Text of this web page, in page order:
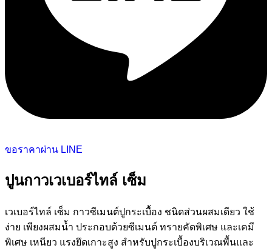
ขอราคาผ่าน LINE
ปูนกาวเวเบอร์ไทล์ เซ็ม
เวเบอร์ไทล์ เซ็ม กาวซีเมนต์ปูกระเบื้อง ชนิดส่วนผสมเดียว ใช้
ง่าย เพียงผสมน้ำ ประกอบด้วยซีเมนต์ ทรายคัดพิเศษ และเคมี
พิเศษ เหนียว แรงยึดเกาะสูง สำหรับปูกระเบื้องบริเวณพื้นและ